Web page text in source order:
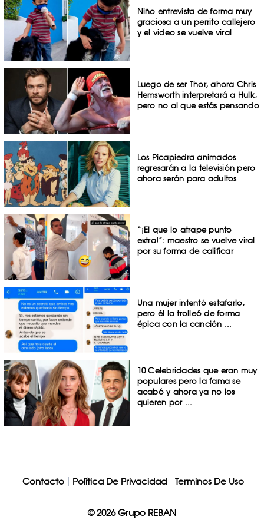
Niño entrevista de forma muy
graciosa a un perrito callejero
y el video se vuelve viral
Luego de ser Thor, ahora Chris
Hemsworth interpretará a Hulk,
pero no al que estás pensando
Los Picapiedra animados
regresarán a la televisión pero
ahora serán para adultos
“¡El que lo atrape punto
extra!”: maestro se vuelve viral
por su forma de calificar
Una mujer intentó estafarlo,
pero él la trolleó de forma
épica con la canción ...
10 Celebridades que eran muy
populares pero la fama se
acabó y ahora ya no los
quieren por ...
Contacto Política De Privacidad Terminos De Uso
© 2026 Grupo REBAN